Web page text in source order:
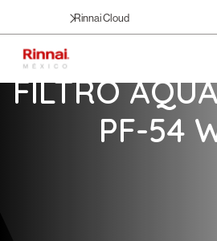
Rinnai Cloud
FILTRO
PF-54